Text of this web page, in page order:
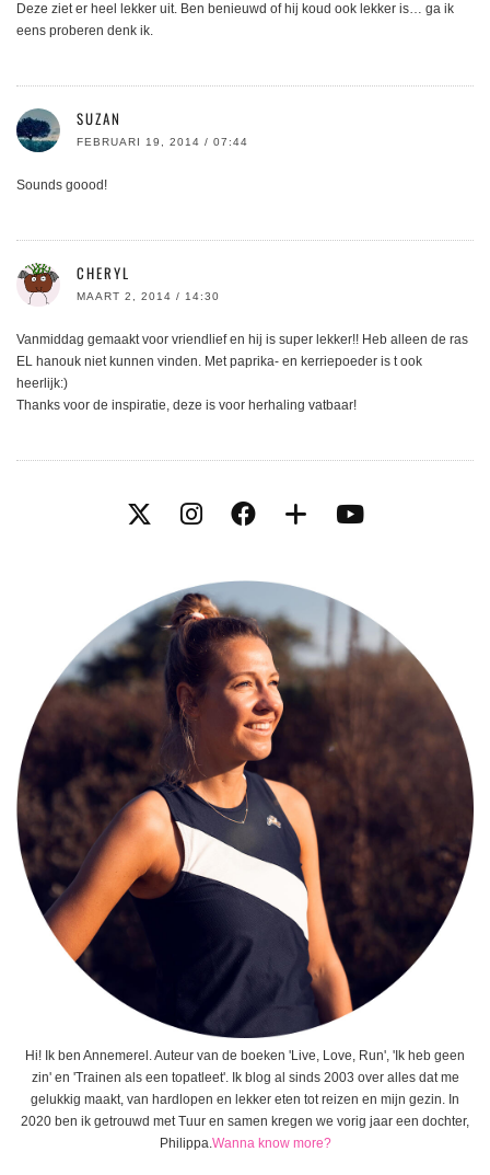
Deze ziet er heel lekker uit. Ben benieuwd of hij koud ook lekker is… ga ik
eens proberen denk ik.
SUZAN
FEBRUARI 19, 2014 / 07:44
Sounds goood!
CHERYL
MAART 2, 2014 / 14:30
Vanmiddag gemaakt voor vriendlief en hij is super lekker!! Heb alleen de ras
EL hanouk niet kunnen vinden. Met paprika- en kerriepoeder is t ook
heerlijk:)
Thanks voor de inspiratie, deze is voor herhaling vatbaar!
Hi! Ik ben Annemerel. Auteur van de boeken 'Live, Love, Run', 'Ik heb geen
zin' en 'Trainen als een topatleet'. Ik blog al sinds 2003 over alles dat me
gelukkig maakt, van hardlopen en lekker eten tot reizen en mijn gezin. In
2020 ben ik getrouwd met Tuur en samen kregen we vorig jaar een dochter,
Philippa.Wanna know more?